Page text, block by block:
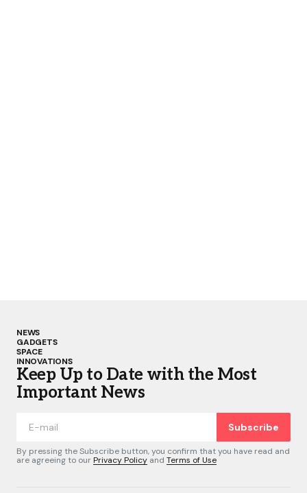
NEWS
GADGETS
SPACE
INNOVATIONS
Keep Up to Date with the Most
Important News
Subscribe
By pressing the Subscribe button, you confirm that you have read and
are agreeing to ourPrivacy Policy and Terms of Use